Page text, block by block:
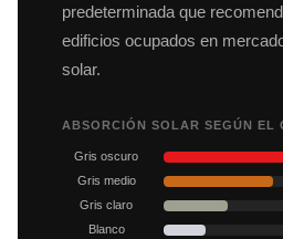
predeterminada que
edificios ocupados en
solar.
ABSORCIÓN SOLAR SEGÚN EL
Gris oscuro
Gris medio
Gris claro
Blanco